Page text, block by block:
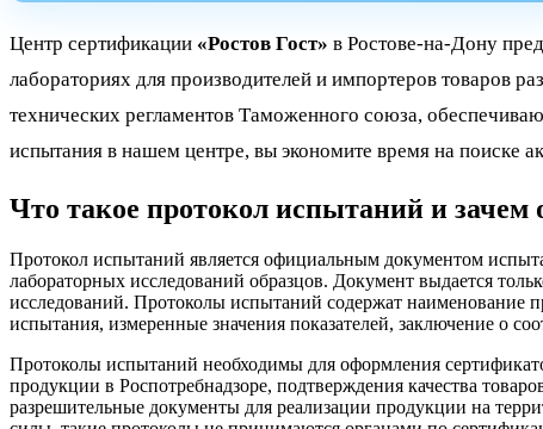
Центр сертификации «Ростов Гост» в Ростове-на-Дону
лабораториях для производителей и импортеров товаров
технических регламентов Таможенного союза,
испытания в нашем центре, вы экономите время на поиске
Что такое протокол испытаний и зачем
Протокол испытаний является официальным документом
лабораторных исследований образцов. Документ выдается
исследований. Протоколы испытаний содержат наименование
испытания, измеренные значения показателей, заключение о
Протоколы испытаний необходимы для оформления
продукции в Роспотребнадзоре, подтверждения качества
разрешительные документы для реализации продукции на